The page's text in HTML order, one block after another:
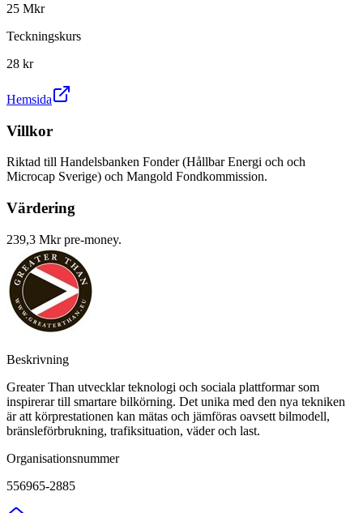
25 Mkr
Teckningskurs
28 kr
Hemsida
Villkor
Riktad till Handelsbanken Fonder (Hållbar Energi och och
Microcap Sverige) och Mangold Fondkommission.
Värdering
239,3 Mkr pre-money.
Beskrivning
Greater Than utvecklar teknologi och sociala plattformar som
inspirerar till smartare bilkörning. Det unika med den nya tekniken
är att körprestationen kan mätas och jämföras oavsett bilmodell,
bränsleförbrukning, trafiksituation, väder och last.
Organisationsnummer
556965-2885